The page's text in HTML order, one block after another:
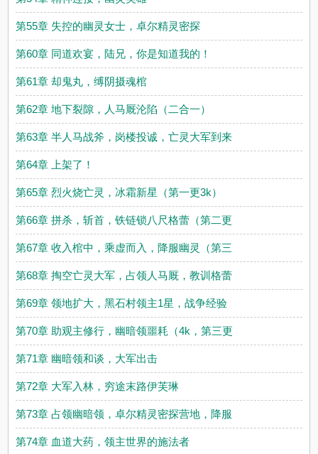
第55章 失控的幽灵女士，卓尔精灵密探
第60章 同道欢宴，陆兄，你是知道我的！
第61章 却鬼丸，缚阴摄魂棺
第62章 地下裂隙，人马厩沦陷（二合一）
第63章 半人马战斧，岗楼投诚，亡灵大军到来
第64章 上架了！
第65章 烈火烧亡灵，冰霜新星（第一更3k）
第66章 拼杀，斩首，铁链锁八尺格蕾（第二更
第67章 收入棺中，乘虚而入，降服幽灵（第三
第68章 掏空亡灵大军，占领人马厩，教训格蕾
第69章 领地扩大，黑石村领主1星，战争经验
第70章 助观主修行，幽暗领噩耗（4k，第三更
第71章 幽暗领和谈，大军出击
第72章 大军入林，穷途末路伊芙琳
第73章 占领幽暗领，卓尔精灵密探营地，降服
第74章 血道大药，领主世界的施法者